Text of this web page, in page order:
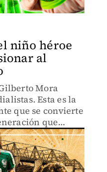
niño héroe
al
Mora
Esta es la
que se convierte
que
de la